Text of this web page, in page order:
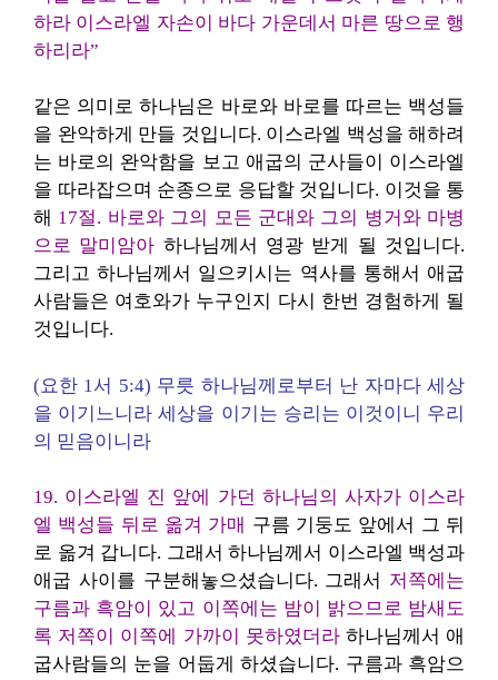
하라 이스라엘 자손이 바다 가운데서 마른 땅으로 행
하리라”
같은 의미로 하나님은 바로와 바로를 따르는 백성들
을 완악하게 만들 것입니다. 이스라엘 백성을 해하려
는 바로의 완악함을 보고 애굽의 군사들이 이스라엘
을 따라잡으며 순종으로 응답할 것입니다. 이것을 통
해 17절. 바로와 그의 모든 군대와 그의 병거와 마병
으로 말미암아 하나님께서 영광 받게 될 것입니다.
그리고 하나님께서 일으키시는 역사를 통해서 애굽
사람들은 여호와가 누구인지 다시 한번 경험하게 될
것입니다.
(요한 1서 5:4) 무릇 하나님께로부터 난 자마다 세상
을 이기느니라 세상을 이기는 승리는 이것이니 우리
의 믿음이니라
19. 이스라엘 진 앞에 가던 하나님의 사자가 이스라
엘 백성들 뒤로 옮겨 가매 구름 기둥도 앞에서 그 뒤
로 옮겨 갑니다. 그래서 하나님께서 이스라엘 백성과
애굽 사이를 구분해놓으셨습니다. 그래서 저쪽에는
구름과 흑암이 있고 이쪽에는 밤이 밝으므로 밤새도
록 저쪽이 이쪽에 가까이 못하였더라하나님께서 애
굽사람들의 눈을 어둡게 하셨습니다. 구름과 흑암으